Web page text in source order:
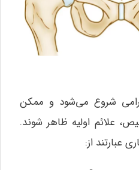
شروع می‌شود و ممکن
علائم اولیه ظاهر شوند.
عبارتند از: